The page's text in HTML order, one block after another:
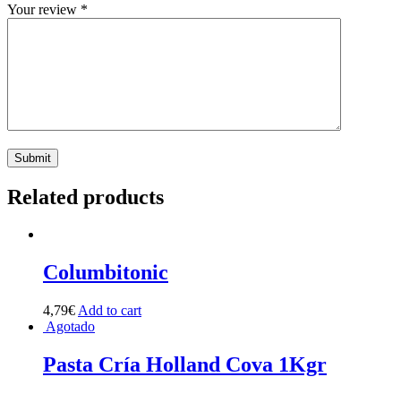
Your review *
Related products
Columbitonic
4,79€ Add to cart
Agotado
Pasta Cría Holland Cova 1Kgr